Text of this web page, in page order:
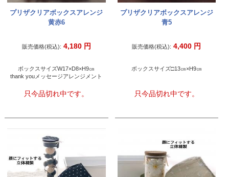
プリザクリアボックスアレンジ
黄赤6
販売価格(税込): 4,180 円
ボックスサイズW17×D8×H9㎝
thank youメッセージアレンジメント
只今品切れ中です。
プリザクリアボックスアレンジ
青5
販売価格(税込): 4,400 円
ボックスサイズ□13㎝×H9㎝
只今品切れ中です。